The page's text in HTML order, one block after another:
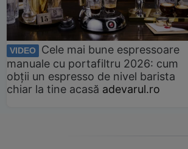
VIDEO
Cele mai bune espressoare
manuale cu portafiltru 2026: cum
obții un espresso de nivel barista
chiar la tine acasă adevarul.ro